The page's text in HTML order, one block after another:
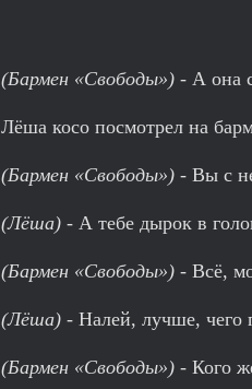
(Бармен «Свободы») - А она
Лёша косо посмотрел на
(Бармен «Свободы») - Вы с
(Лёша) - А тебе дырок в
(Бармен «Свободы») - Всё,
(Лёша) - Налей, лучше, чего
(Бармен «Свободы») - Кого